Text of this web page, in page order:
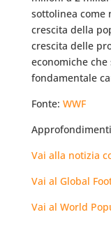
sottolinea come
crescita della
crescita delle
economiche
fondamentale
Fonte: WWF
Approfondimenti
Vai alla notizia
Vai al Global
Vai al World